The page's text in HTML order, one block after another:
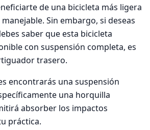
de una bicicleta más ligera
Sin embargo, si deseas
saber que esta bicicleta
con suspensión completa, es
trasero.
encontrarás una suspensión
una horquilla
absorber los impactos
práctica.